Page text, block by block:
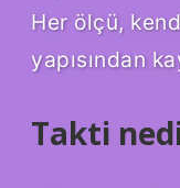
Her ölçü,
yapısından
Takti